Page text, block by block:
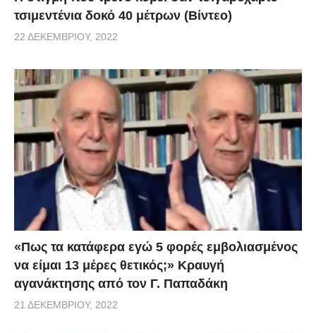
τσιμεντένια δοκό 40 μέτρων (Βίντεο)
22 ΔΕΚΕΜΒΡΊΟΥ, 2022
«Πως τα κατάφερα εγώ 5 φορές εμβoλιασμένος
να είμαι 13 μέρες θετικός;» Κραυγή
αγανάκτησης από τον Γ. Παπαδάκη
21 ΔΕΚΕΜΒΡΊΟΥ, 2022